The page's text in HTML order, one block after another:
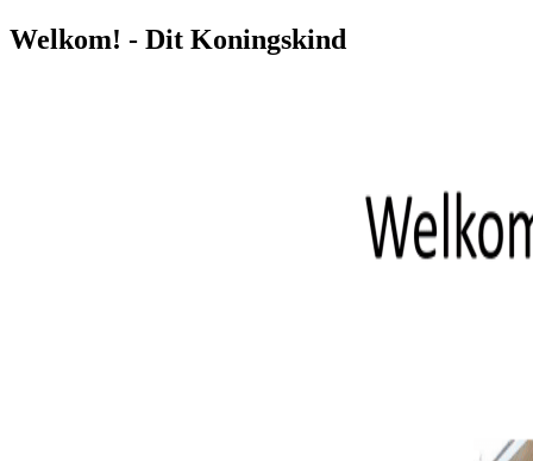
Welkom! - Dit Koningskind